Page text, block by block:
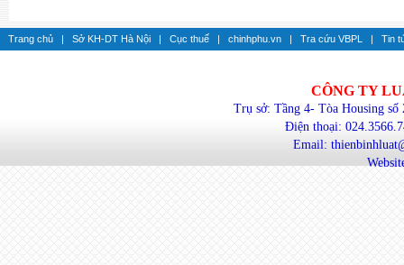
Trang chủ | Sở KH-DT Hà Nội | Cục thuế | chinhphu.vn | Tra cứu VBPL | Tin
CÔNG TY
Trụ sở: Tầng 4- Tòa Housing
Điện thoại:
Email: